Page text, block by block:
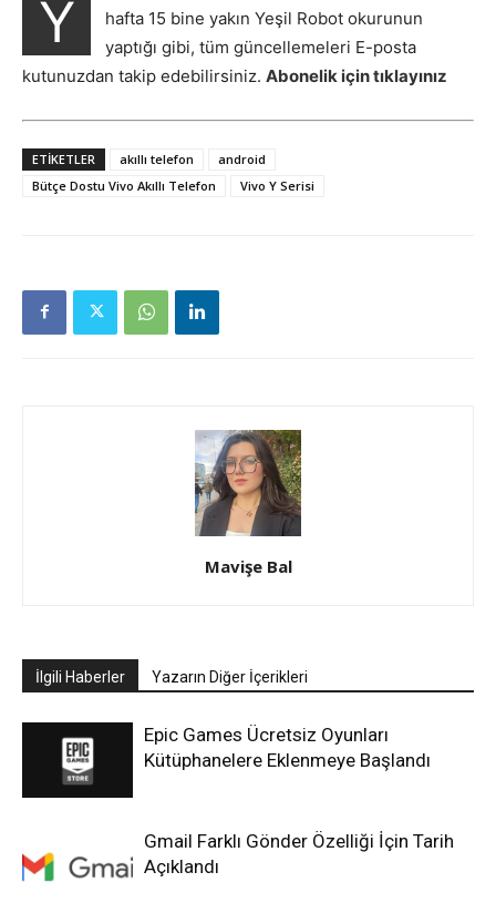
Y
hafta 15 bine yakın Yeşil Robot okurunun
yaptığı gibi, tüm güncellemeleri E-posta
kutunuzdan takip edebilirsiniz. Abonelik için tıklayınız
ETIKETLER akıllı telefon
android
Bütçe Dostu Vivo Akıllı Telefon
Vivo Y Serisi
Mavişe Bal
İlgili Haberler Yazarın Diğer İçerikleri
Epic Games Ücretsiz Oyunları
Kütüphanelere Eklenmeye Başlandı
Gmail Farklı Gönder Özelliği İçin Tarih
Açıklandı